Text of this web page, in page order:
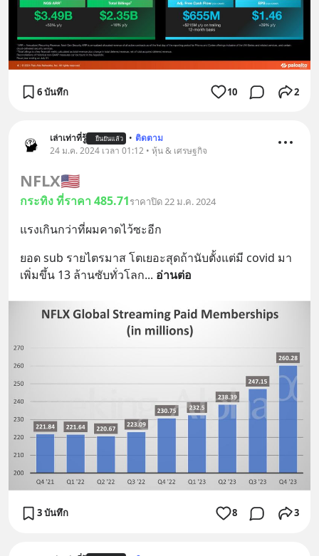
6 บันทึก 10 2
เล่าเท่าที่รู้ ยืนยันแล้ว • ติดตาม
24 ม.ค. 2024 เวลา 01:12 • หุ้น & เศรษฐกิจ
NFLX🇺🇸
กระทิง ที่ราคา 485.71ราคาปิด 22 ม.ค. 2024
แรงเกินกว่าที่ผมคาดไว้ซะอีก
ยอด sub รายไตรมาส โตเยอะสุดถ้านับตั้งแต่มี covid มา
เพิ่มขึ้น 13 ล้านซับทั่วโลก... อ่านต่อ
3 บันทึก 8 3